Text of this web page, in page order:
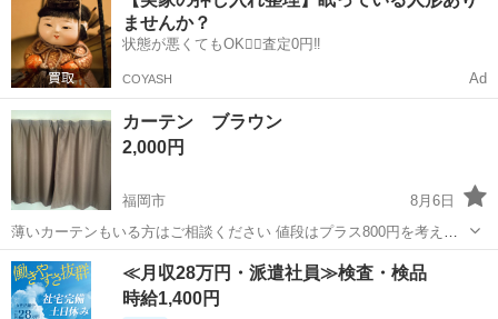
ませんか？
状態が悪くてもOK🙆‍♀️査定0円‼️
COYASH Ad
カーテン ブラウン
2,000円
福岡市
8月6日
薄いカーテンもいる方はご相談ください 値段はプラス800円を考えて
います。
福岡 福岡市 カーテン、ブラインド
≪月収28万円・派遣社員≫検査・検品
時給1,400円